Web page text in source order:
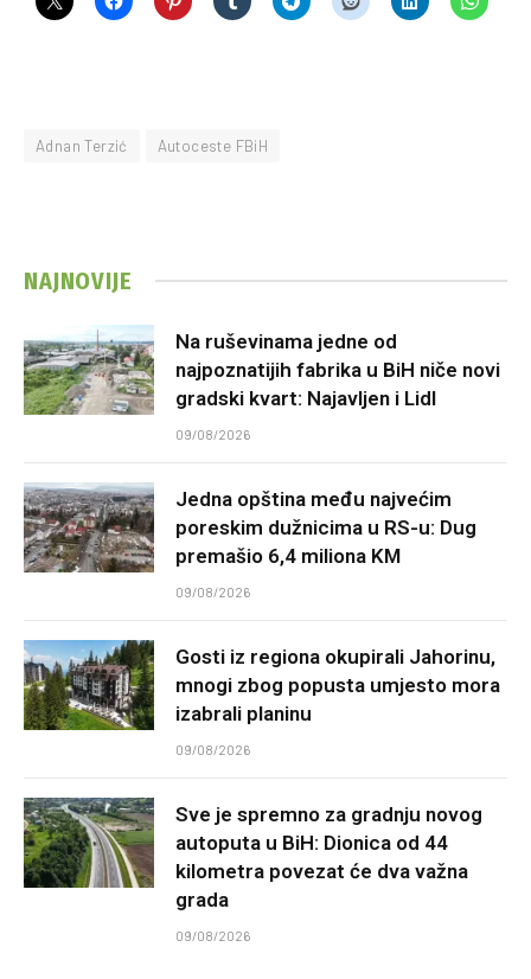
Adnan Terzić Autoceste FBiH
NAJNOVIJE
Na ruševinama jedne od
najpoznatijih fabrika u BiH niče novi
gradski kvart: Najavljen i Lidl
09/08/2026
Jedna opština među najvećim
poreskim dužnicima u RS-u: Dug
premašio 6,4 miliona KM
09/08/2026
Gosti iz regiona okupirali Jahorinu,
mnogi zbog popusta umjesto mora
izabrali planinu
09/08/2026
Sve je spremno za gradnju novog
autoputa u BiH: Dionica od 44
kilometra povezat će dva važna
grada
09/08/2026